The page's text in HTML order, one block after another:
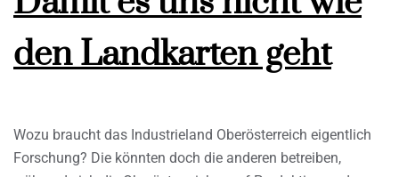
den Landkarten geht
Wozu braucht das Industrieland Oberösterreich eigentlich
Forschung? Die könnten doch die anderen betreiben,